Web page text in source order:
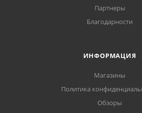
Партнеры
Благодарности
ИНФОРМАЦИЯ
Магазины
Политика
Обзоры